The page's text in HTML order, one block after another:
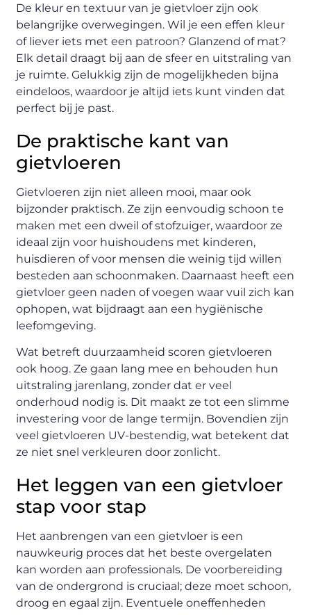
De kleur en textuur van je gietvloer zijn ook
belangrijke overwegingen. Wil je een effen kleur
of liever iets met een patroon? Glanzend of mat?
Elk detail draagt bij aan de sfeer en uitstraling van
je ruimte. Gelukkig zijn de mogelijkheden bijna
eindeloos, waardoor je altijd iets kunt vinden dat
perfect bij je past.
De praktische kant van
gietvloeren
Gietvloeren zijn niet alleen mooi, maar ook
bijzonder praktisch. Ze zijn eenvoudig schoon te
maken met een dweil of stofzuiger, waardoor ze
ideaal zijn voor huishoudens met kinderen,
huisdieren of voor mensen die weinig tijd willen
besteden aan schoonmaken. Daarnaast heeft een
gietvloer geen naden of voegen waar vuil zich kan
ophopen, wat bijdraagt aan een hygiënische
leefomgeving.
Wat betreft duurzaamheid scoren gietvloeren
ook hoog. Ze gaan lang mee en behouden hun
uitstraling jarenlang, zonder dat er veel
onderhoud nodig is. Dit maakt ze tot een slimme
investering voor de lange termijn. Bovendien zijn
veel gietvloeren UV-bestendig, wat betekent dat
ze niet snel verkleuren door zonlicht.
Het leggen van een gietvloer
stap voor stap
Het aanbrengen van een gietvloer is een
nauwkeurig proces dat het beste overgelaten
kan worden aan professionals. De voorbereiding
van de ondergrond is cruciaal; deze moet schoon,
droog en egaal zijn. Eventuele oneffenheden